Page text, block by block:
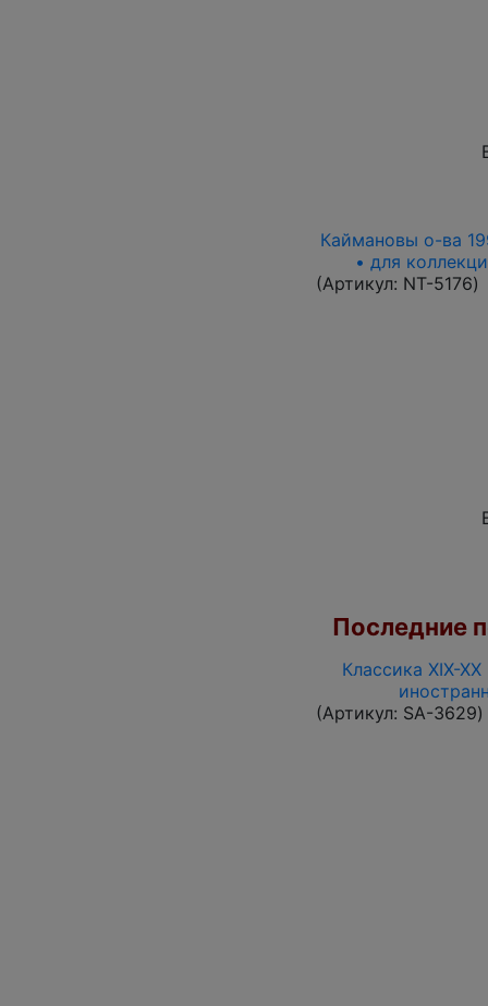
Каймановы о-ва
• для
(Артикул: NT-5176)
Последние
Классика XIX-
(Артикул: SA-3629)